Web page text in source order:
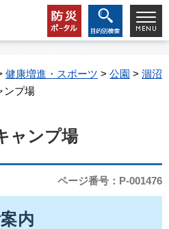
健康増進・スポーツ > 公園 > 涸沼
ンプ場
ャンプ場
ページ番号：P-001476
内